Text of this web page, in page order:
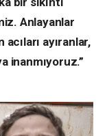
Anlayanlar
ayıranlar,
inanmıyoruz.”